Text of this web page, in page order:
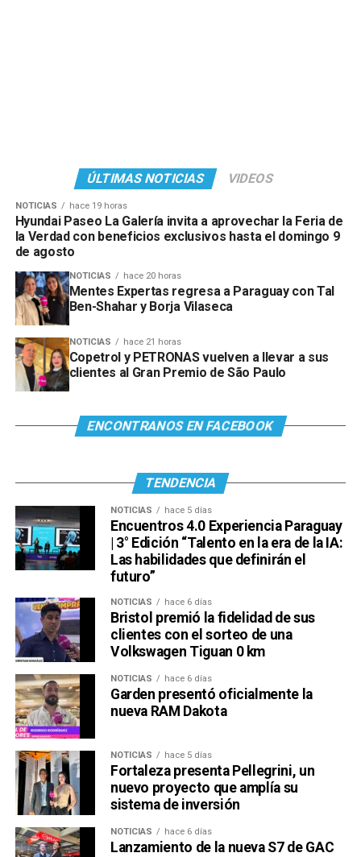
Ver esta publicación en Instagram
Una publicación compartida por Venus Media (@venusmediaoficial)
ÚLTIMAS NOTICIAS VIDEOS
NOTICIAS hace 19 horas
Hyundai Paseo La Galería invita a aprovechar la Feria de
la Verdad con beneficios exclusivos hasta el domingo 9
de agosto
NOTICIAS hace 20 horas
Mentes Expertas regresa a Paraguay con Tal
Ben-Shahar y Borja Vilaseca
NOTICIAS hace 21 horas
Copetrol y PETRONAS vuelven a llevar a sus
clientes al Gran Premio de São Paulo
ENCONTRANOS EN FACEBOOK
TENDENCIA
NOTICIAS hace 5 días
Encuentros 4.0 Experiencia Paraguay
| 3° Edición “Talento en la era de la IA:
Las habilidades que definirán el
futuro”
NOTICIAS hace 6 días
Bristol premió la fidelidad de sus
clientes con el sorteo de una
Volkswagen Tiguan 0 km
NOTICIAS hace 6 días
Garden presentó oficialmente la
nueva RAM Dakota
NOTICIAS hace 5 días
Fortaleza presenta Pellegrini, un
nuevo proyecto que amplía su
sistema de inversión
NOTICIAS hace 6 días
Lanzamiento de la nueva S7 de GAC